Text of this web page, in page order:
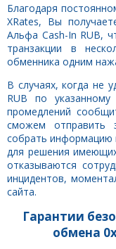
Благодаря
XRates, Вы
Альфа Cash-In RUB,
транзакции в
обменника одним
В случаях, когда не
RUB по
промедлений
сможем отправить
собрать информацию
для решения
отказываются
инцидентов,
сайта.
Гарантии
обмена